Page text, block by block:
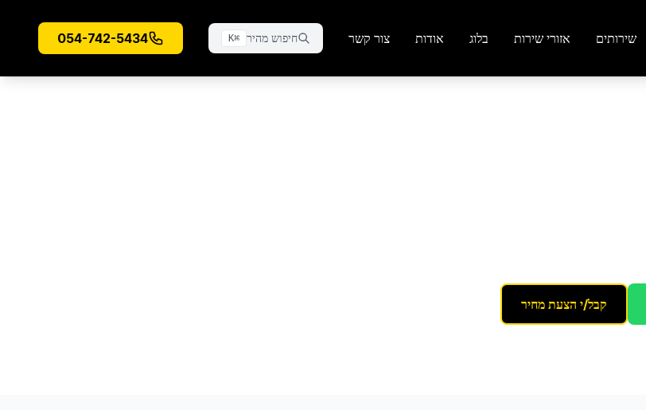
שירותים אזורי שירות בלוג אודות צור קשר חיפוש מהיר ⌘
K
054-742-5434
קבל/י הצעת מחיר